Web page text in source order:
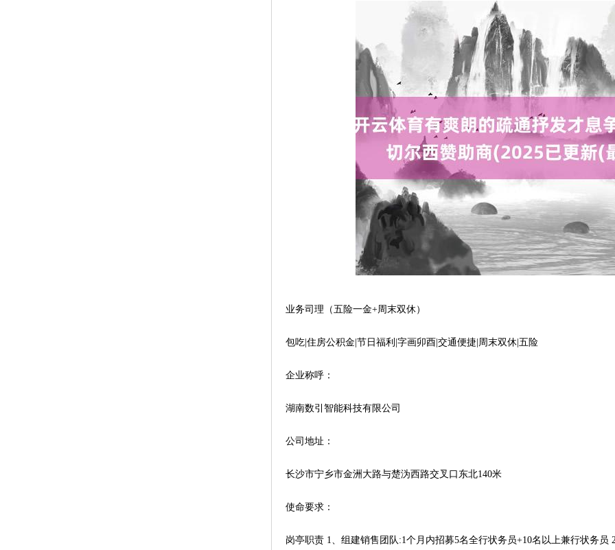
业务司理（五险一金+周末双休）
包吃|住房公积金|节日福利|字画卯酉|交通便捷|周末双休|五险
企业称呼：
湖南数引智能科技有限公司
公司地址：
长沙市宁乡市金洲大路与楚沩西路交叉口东北140米
使命要求：
岗亭职责 1、组建销售团队:1个月内招募5名全行状务员+10名以上兼行状务员